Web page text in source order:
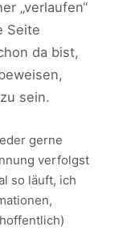
„verlaufen“
Seite
da bist,
sein.
gerne
verfolgst
so läuft, ich